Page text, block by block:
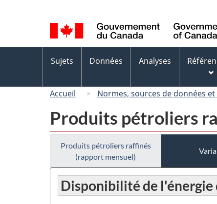
de
la
langue
des
Sujets Données Analyses
Accueil Normes, sources de données
Produits pétroliers
Produits pétroliers raffinés
(rapport mensuel)
Disponibilité de l'énergie